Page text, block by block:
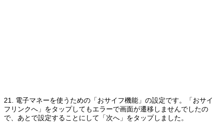
21. 電子マネーを使うための「おサイフ機能」の設定です。「おサイ
フリンクへ」をタップしてもエラーで画面が遷移しませんでしたの
で、あとで設定することにして「次へ」をタップしました。